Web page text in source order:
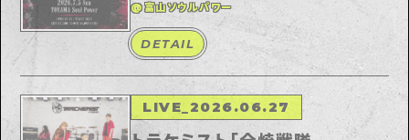
@富山ソウルパワー
DETAIL
LIVE 2026.06.27